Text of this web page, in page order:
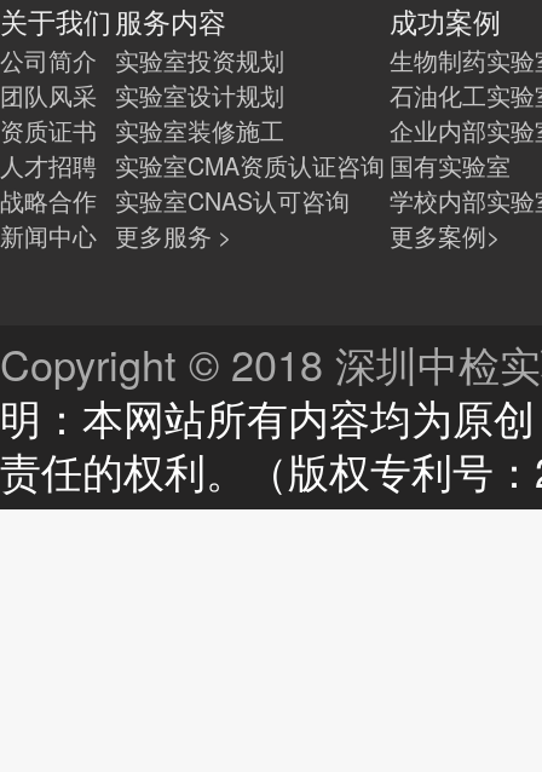
关于我们
公司简介
团队风采
资质证书
人才招聘
战略合作
新闻中心
服务内容
实验室投资规划
实验室设计规划
实验室装修施工
实验室CMA资质认证咨询
实验室CNAS认可咨询
更多服务 >
成功案例
生物制药实验
石油化工实验
企业内部实验
国有实验室
学校内部实验
更多案例>
Copyright © 2018 深圳中检
明：本网站所有内容均为原
责任的权利。（版权专利号